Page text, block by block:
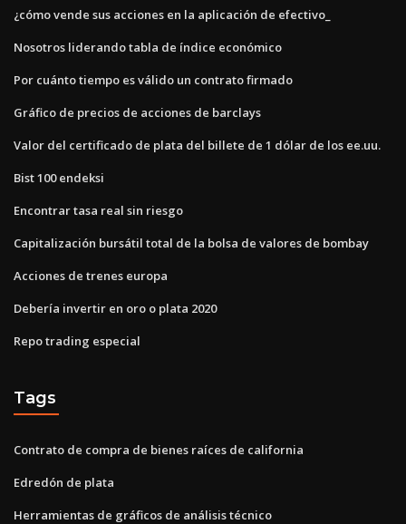
¿cómo vende sus acciones en la aplicación de efectivo_
Nosotros liderando tabla de índice económico
Por cuánto tiempo es válido un contrato firmado
Gráfico de precios de acciones de barclays
Valor del certificado de plata del billete de 1 dólar de los ee.uu.
Bist 100 endeksi
Encontrar tasa real sin riesgo
Capitalización bursátil total de la bolsa de valores de bombay
Acciones de trenes europa
Debería invertir en oro o plata 2020
Repo trading especial
Tags
Contrato de compra de bienes raíces de california
Edredón de plata
Herramientas de gráficos de análisis técnico